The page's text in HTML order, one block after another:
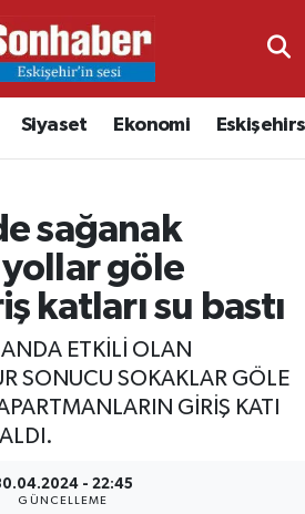
Siyaset Ekonomi
sağanak
göle
katları su bastı
ANDA ETKİLİ OLAN
SONUCU SOKAKLAR GÖLE
GİRİŞ KATI
- 22:45
GÜNCELLEME
ve Fikstür